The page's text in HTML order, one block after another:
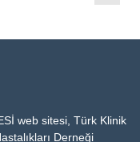
web sitesi, Türk Klinik
Derneği